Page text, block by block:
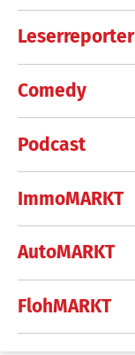
Leserreporter
Comedy
Podcast
ImmoMARKT
AutoMARKT
FlohMARKT